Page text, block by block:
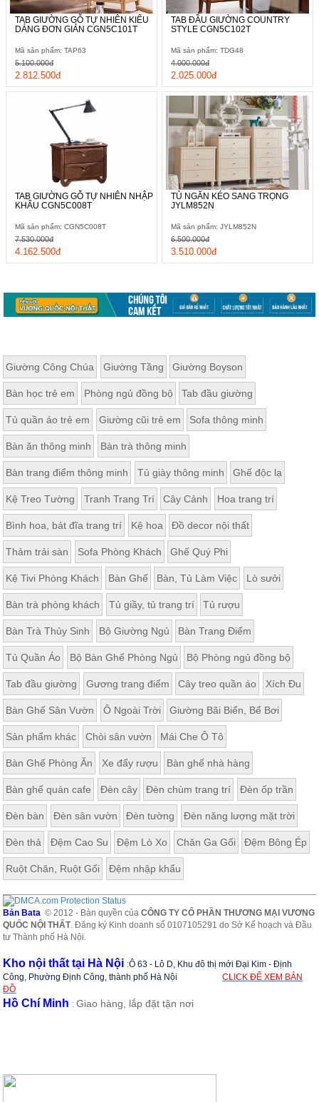
TAB GIƯỜNG GỖ TỰ NHIÊN KIỂU
DÁNG ĐƠN GIẢN CGN5C101T
Mã sản phẩm: TAP63
2.812.500đ
5.100.000đ
TAB ĐẦU GIƯỜNG COUNTRY
STYLE CGN5C102T
Mã sản phẩm: TDG48
2.025.000đ
4.000.000đ
TAB GIƯỜNG GỖ TỰ NHIÊN NHẬP
KHẨU CGN5C008T
Mã sản phẩm: CGN5C008T
4.162.500đ
7.530.000đ
TỦ NGĂN KÉO SANG TRỌNG
JYLM852N
Mã sản phẩm: JYLM852N
3.510.000đ
6.500.000đ
Giường Công Chúa Giường Tầng Giường Boyson
Bàn học trẻ em Phòng ngủ đồng bộ Tab đầu giường
Tủ quần áo trẻ em Giường cũi trẻ em Sofa thông minh
Bàn ăn thông minh Bàn trà thông minh
Bàn trang điểm thông minh Tủ giày thông minh Ghế độc lạ
Kệ Treo Tường Tranh Trang Trí Cây Cảnh Hoa trang trí
Bình hoa, bát đĩa trang trí Kệ hoa Đồ decor nội thất
Thảm trải sàn Sofa Phòng Khách Ghế Quý Phi
Kệ Tivi Phòng Khách Bàn Ghế Bàn, Tủ Làm Việc Lò sưởi
Bàn trà phòng khách Tủ giầy, tủ trang trí Tủ rượu
Bàn Trà Thủy Sinh Bộ Giường Ngủ Bàn Trang Điểm
Tủ Quần Áo Bộ Bàn Ghế Phòng Ngủ Bộ Phòng ngủ đồng bộ
Tab đầu giường Gương trang điểm Cây treo quần áo Xích Đu
Bàn Ghế Sân Vườn Ô Ngoài Trời Giường Bãi Biển, Bể Bơi
Sản phẩm khác Chòi sân vườn Mái Che Ô Tô
Bàn Ghế Phòng Ăn Xe đẩy rượu Bàn ghế nhà hàng
Bàn ghế quán cafe Đèn cây Đèn chùm trang trí Đèn ốp trần
Đèn bàn Đèn sân vườn Đèn tường Đèn năng lượng mặt trời
Đèn thả Đệm Cao Su Đệm Lò Xo Chăn Ga Gối Đệm Bông Ép
Ruột Chăn, Ruột Gối Đệm nhập khẩu
Bản Bata © 2012 - Bản quyền củaCÔNG TY CỔ PHẦN THƯƠNG MẠI VƯƠNG
QUỐC NỘI THẤT. Đăng ký Kinh doanh số 0107105291 do Sở Kế hoạch và Đầu
tư Thành phố Hà Nội.
Kho nội thất tại Hà Nội :Ô 63 - Lô D, Khu đô thị mới Đại Kim - Định
Công, Phường Định Công, thành phố Hà Nội
CLICK ĐỂ XEM BẢN
ĐỒ
Hồ Chí Minh :Giao hàng, lắp đặt tận nơi